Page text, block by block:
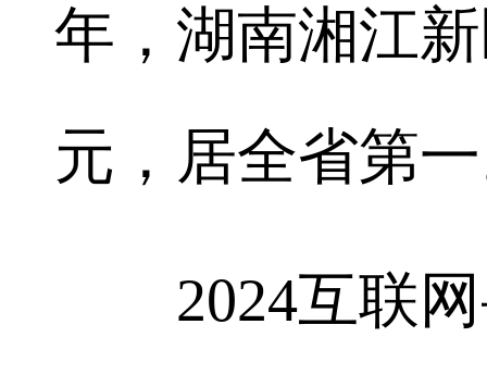
年，湖南湘江
元，居全省第
2024互联网